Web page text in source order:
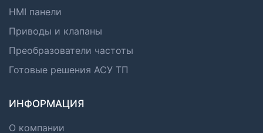
HMI панели
Приводы и клапаны
Преобразователи частоты
Готовые решения АСУ ТП
ИНФОРМАЦИЯ
О компании